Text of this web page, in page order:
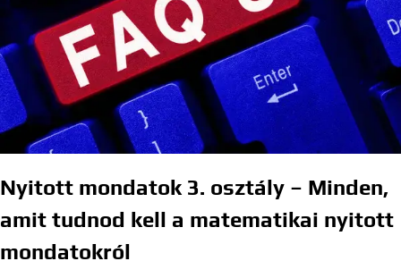
Nyitott mondatok 3. osztály – Minden,
amit tudnod kell a matematikai nyitott
mondatokról